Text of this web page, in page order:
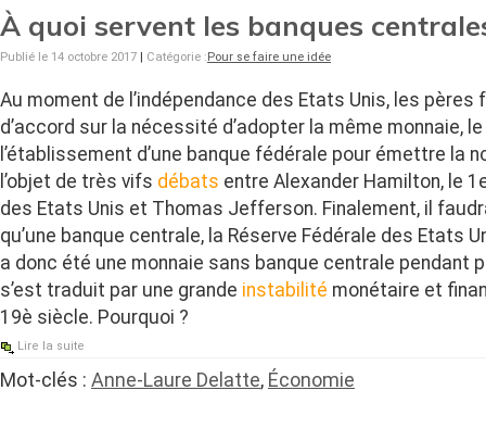
À quoi servent les banques
Publié le 14 octobre 2017 | Catégorie :Pour se faire une idée
Au moment de l’indépendance des Etats Unis, les
d’accord sur la nécessité d’adopter la même monnaie,
l’établissement d’une banque fédérale pour émettre la
l’objet de très vifs débats entre Alexander Hamilton, le
des Etats Unis et Thomas Jefferson. Finalement, il
qu’une banque centrale, la Réserve Fédérale des Etats
a donc été une monnaie sans banque centrale pendant
s’est traduit par une grande instabilité monétaire et
19è siècle. Pourquoi ?
Lire la suite
Mot-clés : Anne-Laure Delatte, Économie